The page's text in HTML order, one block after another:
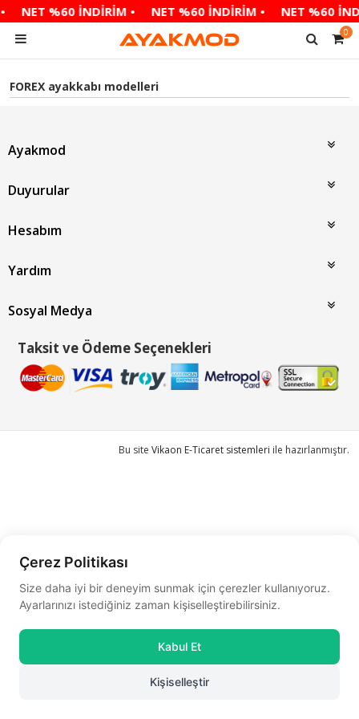
NET %60 İNDİRİM • NET %60 İNDİRİM • NET %60
0
FOREX ayakkabı modelleri
Ayakmod
Duyurular
Hesabım
Yardım
Sosyal Medya
Taksit ve Ödeme Seçenekleri
Bu site Vikaon E-Ticaret sistemleri ile hazırlanmıştır.
Çerez Politikası
Size daha iyi bir deneyim sunmak için çerezler kullanıyoruz.
Ayarlarınızı istediğiniz zaman kişiselleştirebilirsiniz.
Kabul Et
Kişiselleştir